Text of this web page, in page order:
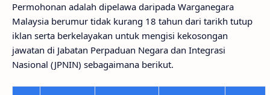
Permohonan adalah dipelawa daripada Warganegara
Malaysia berumur tidak kurang 18 tahun dari tarikh tutup
iklan serta berkelayakan untuk mengisi kekosongan
jawatan di Jabatan Perpaduan Negara dan Integrasi
Nasional (JPNIN) sebagaimana berikut.